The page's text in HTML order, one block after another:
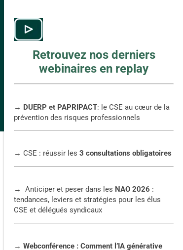
Retrouvez nos derniers
webinaires en replay
→ DUERP et PAPRIPACT: le CSE au cœur de la
prévention des risques professionnels
→ CSE : réussir les 3 consultations obligatoires
→ Anticiper et peser dans les NAO 2026 :
tendances, leviers et stratégies pour les élus
CSE et délégués syndicaux
→ Webconférence : Comment l’IA générative